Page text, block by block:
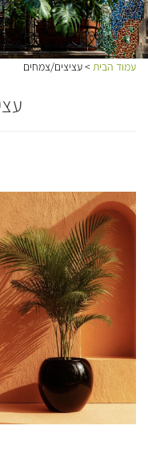
עמוד הבית> עציצים/צמחים